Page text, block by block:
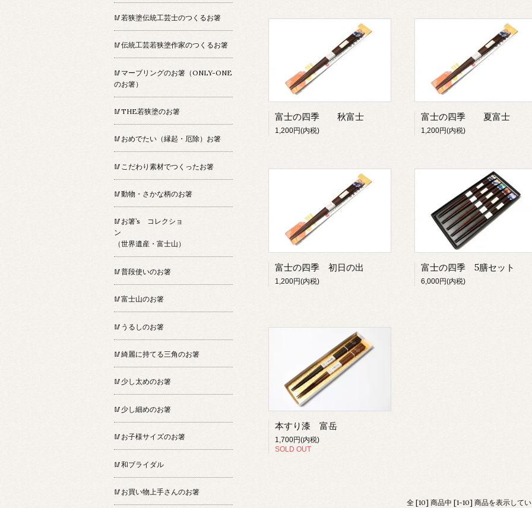
富士の四季 秋富士
1,200円(内税)
富士の四季 夏富士
1,200円(内税)
富士の四季 初日の出
1,200円(内税)
富士の四季 5膳セット
6,000円(内税)
本すり漆 富岳
1,700円(内税)
SOLD OUT
全 [10] 商品中 [1-10] 商品を表示して
🥢若狭塗伝統工芸士のつくるお箸
🥢伝統工芸若狭塗作家のつくるお箸
🥢マーブリングのお箸（ONLY-ONE
のお箸）
🥢THE若狭塗のお箸
🥢おめでたい（縁起・厄除）お箸
🥢こだわり素材でつくったお箸
🥢動物・さかな柄のお箸
🥢お箸’s コレクショ
ン
（世界遺産・富士山）
🥢普段使いのお箸
🥢富士山のお箸
🥢うるしのお箸
🥢綺麗に持てる三角のお箸
🥢少し太めのお箸
🥢少し細めのお箸
🥢お子様サイズのお箸
🥢和ブライダル
🥢お買い物上手さんのお箸